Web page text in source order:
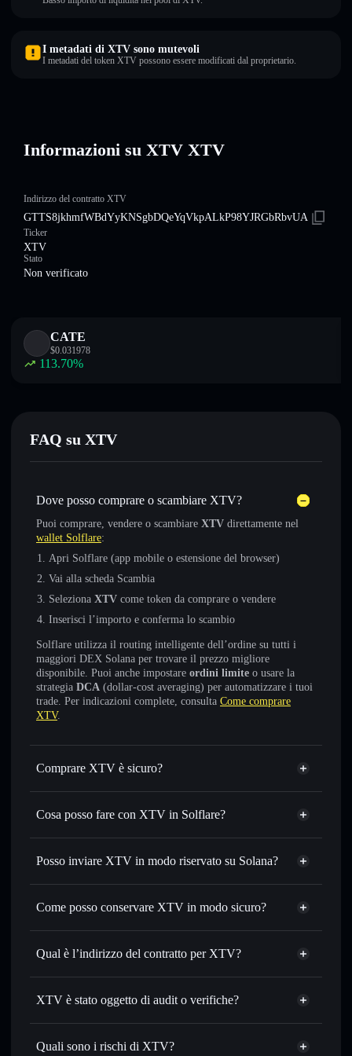
I metadati di XTV sono mutevoli
I metadati del token XTV possono essere modificati dal proprietario.
Informazioni su XTV XTV
Indirizzo del contratto XTV
GTTS8jkhmfWBdYyKNSgbDQeYqVkpALkP98YJRGbRbvUA
Ticker
XTV
Stato
Non verificato
CATE
$0.031978
113.70%
FAQ su XTV
Dove posso comprare o scambiare XTV?
Puoi comprare, vendere o scambiare XTV direttamente nel
wallet Solflare:
Apri Solflare (app mobile o estensione del browser)
Vai alla scheda Scambia
Seleziona XTV come token da comprare o vendere
Inserisci l’importo e conferma lo scambio
Solflare utilizza il routing intelligente dell’ordine su tutti i
maggiori DEX Solana per trovare il prezzo migliore
disponibile. Puoi anche impostare ordini limite o usare la
strategia DCA (dollar-cost averaging) per automatizzare i tuoi
trade. Per indicazioni complete, consulta Come comprare
XTV.
Comprare XTV è sicuro?
XTV non è verificato
Cosa posso fare con XTV in Solflare?
XTV
wallet Solflare
Scambiare istantaneamente— scambia XTV in SOL,
con il routing intelligente dell’ordine
Impostare ordini limite— automatizza i tuoi trade al
XTV nel tempo
Inviare in modo riservato— trasferisci XTV senza
privacy incorporato di Solflare
Monitorare in tempo reale— conosci prezzo, volume,
capitalizzazione di mercato e liquidità di XTV
Posso inviare XTV in modo riservato su Solana?
Aggregatore di privacy
Solflare
Come posso conservare XTV in modo sicuro?
XTV
Aggregatore di privacy
Qual è l’indirizzo del contratto per XTV?
XTV
XTV è stato oggetto di audit o verifiche?
XTV non è verificato
Quali sono i rischi di XTV?